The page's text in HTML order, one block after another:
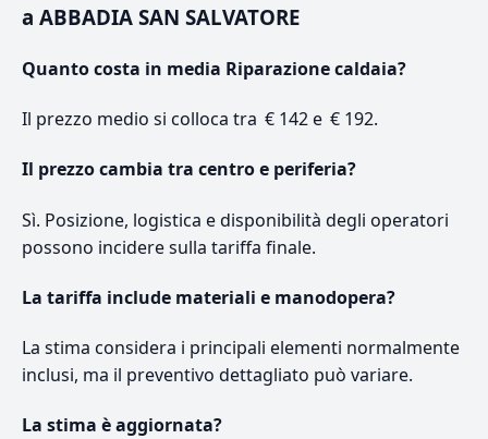
a ABBADIA SAN SALVATORE
Quanto costa in media Riparazione caldaia?
Il prezzo medio si colloca tra € 142 e € 192.
Il prezzo cambia tra centro e periferia?
Sì. Posizione, logistica e disponibilità degli operatori
possono incidere sulla tariffa finale.
La tariffa include materiali e manodopera?
La stima considera i principali elementi normalmente
inclusi, ma il preventivo dettagliato può variare.
La stima è aggiornata?